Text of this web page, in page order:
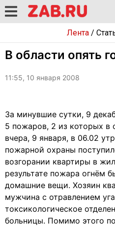
Лента/
В области опять
11:55, 10 января 2008
За минувшие сутки, 9
5 пожаров, 2 из которых в
вчера, 9 января, в 06.02
пожарной охраны
возгорании квартиры в
результате пожара огнём
домашние вещи. Хозяин
мужчина с отравлением
токсикологическое
больницы. Помимо этого